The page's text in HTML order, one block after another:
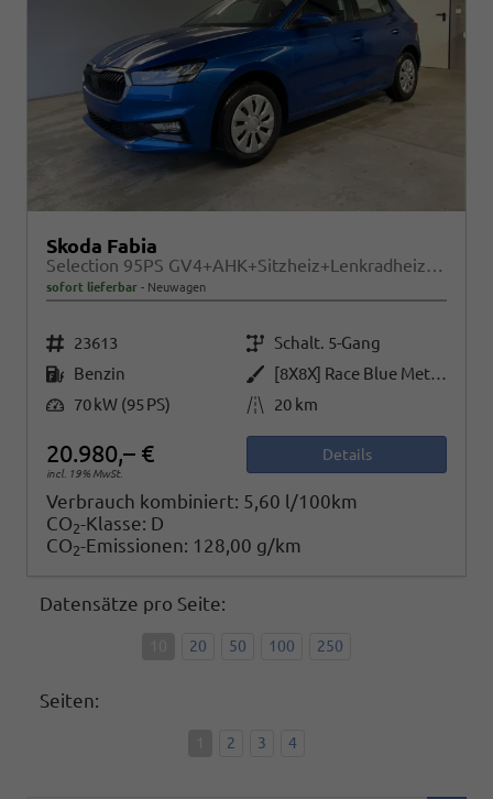
Skoda Fabia
Selection 95PS GV4+AHK+Sitzheiz+Lenkradheiz+Climatronic+Tempomat+PDC
sofort lieferbar Neuwagen
Fahrzeugnr. 23613 Getriebe Schalt. 5-Gang
Kraftstoff Benzin Außenfarbe
[8X8X] Race Blue Metallic
Leistung 70 kW (95 PS) Kilometerstand 20 km
20.980,– €
incl. 19% MwSt.
Details
Verbrauch kombiniert: 5,60 l/100km
CO2-Klasse: D
CO2-Emissionen: 128,00 g/km
Datensätze pro Seite:
20 50 100 250
Seiten:
2 3 4